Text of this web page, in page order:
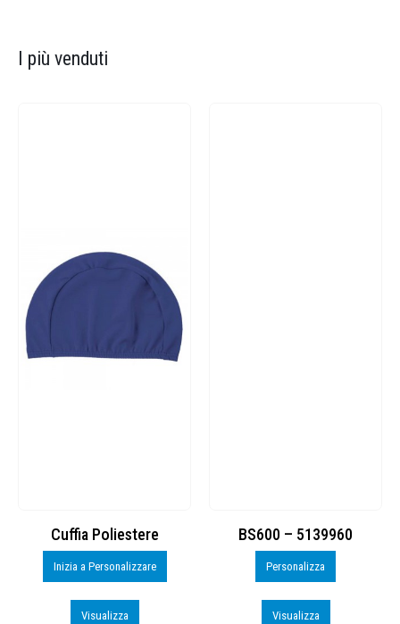
I più venduti
Cuffia Poliestere
Inizia a Personalizzare
Visualizza
BS600 – 5139960
Personalizza
Visualizza